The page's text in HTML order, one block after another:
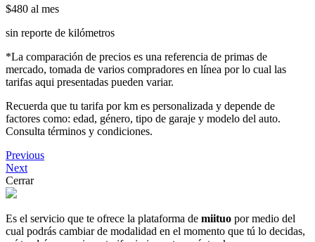
$480 al mes
sin reporte de kilómetros
*La comparación de precios es una referencia de primas de
mercado, tomada de varios compradores en línea por lo cual las
tarifas aqui presentadas pueden variar.
Recuerda que tu tarifa por km es personalizada y depende de
factores como: edad, género, tipo de garaje y modelo del auto.
Consulta términos y condiciones.
Previous
Next
Cerrar
Es el servicio que te ofrece la plataforma de miituo por medio del
cual podrás cambiar de modalidad en el momento que tú lo decidas,